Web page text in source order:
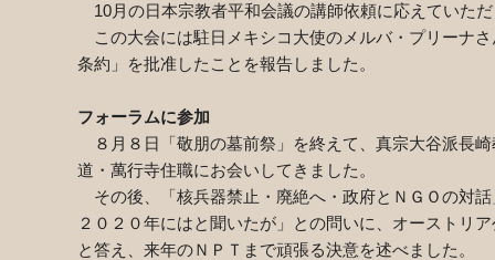
10月の日本宗教者平和会議の講師依頼に応えていた
この大会には駐日メキシコ大使のメルバ・プリーナ
条約」を批准したことを報告しました。
フォーラムに参加
８月８日「敬朋の墓前祭」を終えて、真宗大谷派長
道・萬行寺住職にお会いしてきました。
その後、「核兵器禁止・廃絶へ・政府とＮＧＯの対
２０２０年にはと聞いたが」との問いに、オーストリ
と答え、来年のＮＰＴまで頑張る決意を述べました。